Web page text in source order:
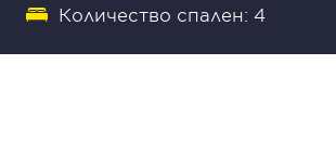
Количество спален: 4